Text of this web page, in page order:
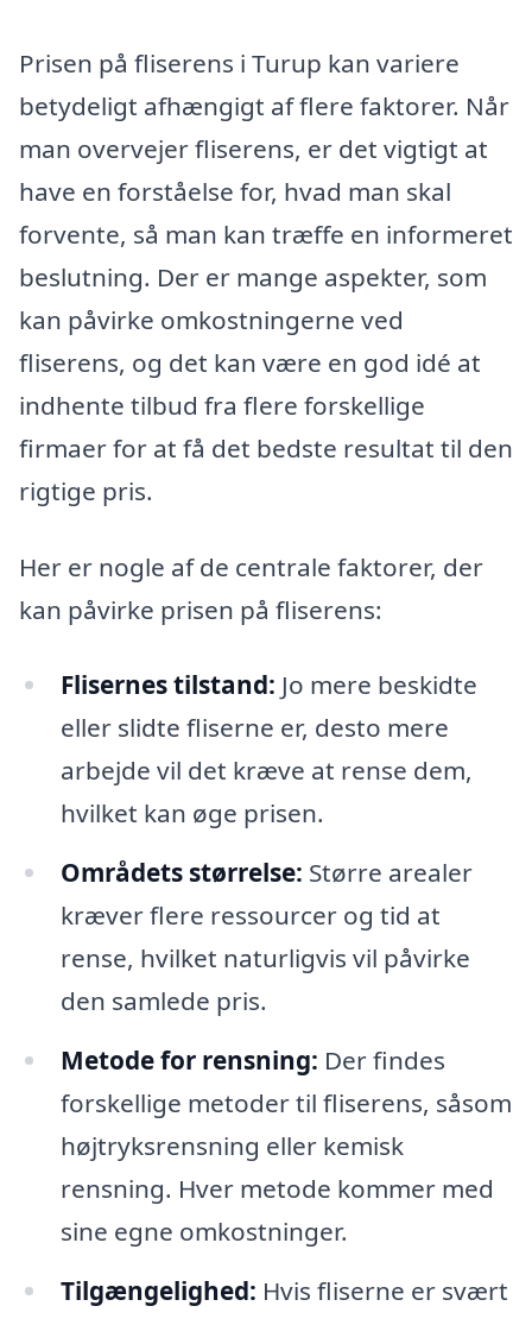
Prisen på fliserens i Turup kan variere
betydeligt afhængigt af flere faktorer. Når
man overvejer fliserens, er det vigtigt at
have en forståelse for, hvad man skal
forvente, så man kan træffe en informeret
beslutning. Der er mange aspekter, som
kan påvirke omkostningerne ved
fliserens, og det kan være en god idé at
indhente tilbud fra flere forskellige
firmaer for at få det bedste resultat til den
rigtige pris.
Her er nogle af de centrale faktorer, der
kan påvirke prisen på fliserens:
Flisernes tilstand: Jo mere beskidte
eller slidte fliserne er, desto mere
arbejde vil det kræve at rense dem,
hvilket kan øge prisen.
Områdets størrelse: Større arealer
kræver flere ressourcer og tid at
rense, hvilket naturligvis vil påvirke
den samlede pris.
Metode for rensning: Der findes
forskellige metoder til fliserens, såsom
højtryksrensning eller kemisk
rensning. Hver metode kommer med
sine egne omkostninger.
Tilgængelighed: Hvis fliserne er svært